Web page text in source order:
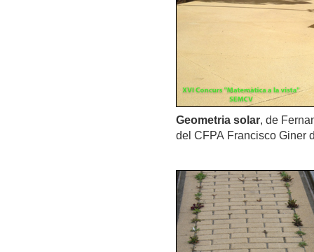
Geometria solar, de
del CFPA Francisco Giner